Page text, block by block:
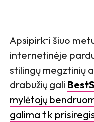
Apsipirkti šiuo
internetinėje
stilingų megztinių
drabužių gali
mylėtojų
galima tik